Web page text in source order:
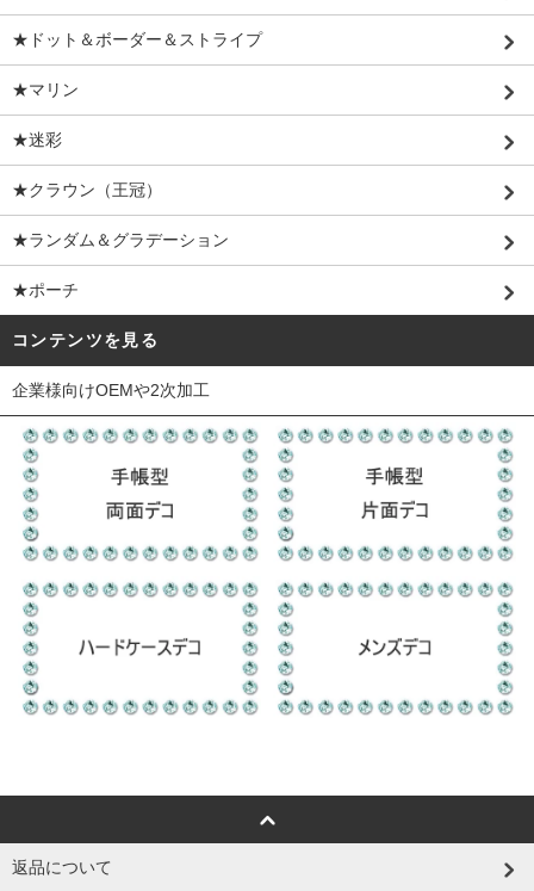
★ドット＆ボーダー＆ストライプ
★マリン
★迷彩
★クラウン（王冠）
★ランダム＆グラデーション
★ポーチ
コンテンツを見る
企業様向けOEMや2次加工
返品について